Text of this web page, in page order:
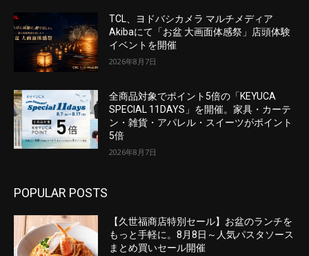
TCL、ヨドバシカメラ マルチメディア
Akibaにて「お盆 大画面体感祭」店頭体験
イベントを開催
2026年8月7日
全商品対象でポイント5倍の「KEYUCA
SPECIAL 11DAYS」を開催。家具・カーテ
ン・雑貨・アパレル・スイーツがポイント
5倍
2026年8月7日
POPULAR POSTS
【久世福商店特別セール】お盆のランチを
もっと手軽に。8月8日～人気パスタソース
まとめ買いセール開催